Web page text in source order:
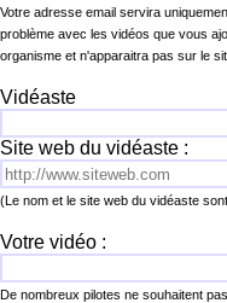
Votre adresse email servira
problème avec les vidéos que vous
organisme et n'apparaitra pas sur le
Vidéaste
Site web du vidéaste :
(Le nom et le site web du vidéaste
Votre vidéo :
De nombreux pilotes ne souhaitent